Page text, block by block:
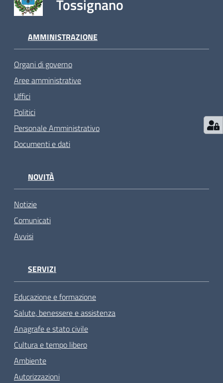
Tossignano
AMMINISTRAZIONE
Organi di governo
Aree amministrative
Uffici
Politici
Personale Amministrativo
Documenti e dati
NOVITÀ
Notizie
Comunicati
Avvisi
SERVIZI
Educazione e formazione
Salute, benessere e assistenza
Anagrafe e stato civile
Cultura e tempo libero
Ambiente
Autorizzazioni